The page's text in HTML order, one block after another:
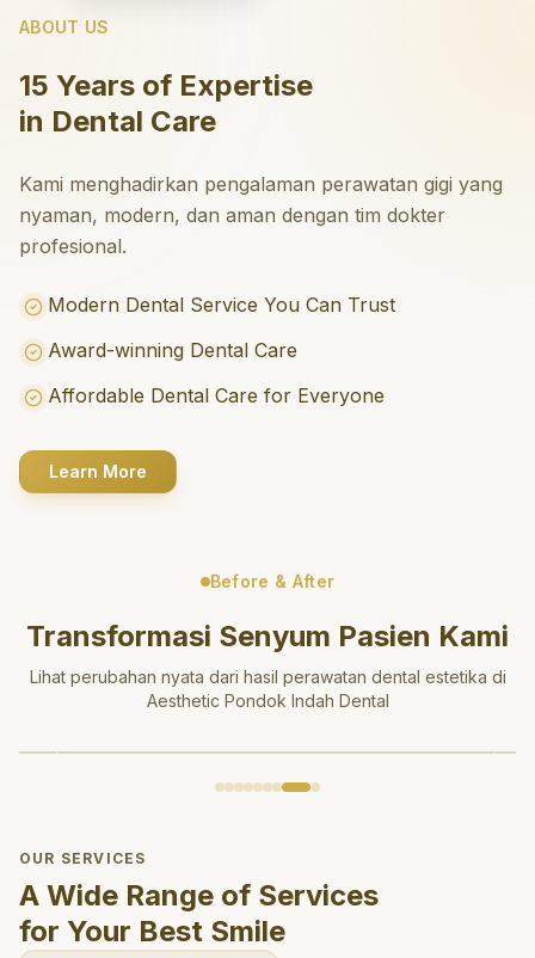
ABOUT US
15 Years of Expertise
in Dental Care
Kami menghadirkan pengalaman perawatan gigi yang
nyaman, modern, dan aman dengan tim dokter
profesional.
Modern Dental Service You Can Trust
Award-winning Dental Care
Affordable Dental Care for Everyone
Learn More
Before & After
Transformasi Senyum Pasien Kami
Lihat perubahan nyata dari hasil perawatan dental estetika di
Aesthetic Pondok Indah Dental
OUR SERVICES
A Wide Range of Services
for Your Best Smile